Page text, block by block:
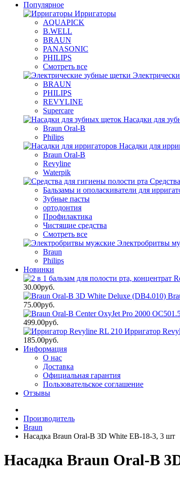
Популярное
Ирригаторы
AQUAPICK
B.WELL
BRAUN
PANASONIC
PHILIPS
Смотреть все
BRAUN
PHILIPS
REVYLINE
Supercare
Насадки для
Braun Oral-B
Philips
Насадки для
Braun Oral-B
Revyline
Waterpik
Бальзамы и ополаскиватели для
Зубные пасты
ортодонтия
Профилактика
Чистящие средства
Смотреть все
Электробритвы
Braun
Philips
Новинки
30.00руб.
75.00руб.
499.00руб.
Ирригатор
185.00руб.
Информация
О нас
Доставка
Официальная гарантия
Пользовательское соглашение
Отзывы
Производитель
Braun
Насадка Braun Oral-B 3D White EB-18-3, 3 шт
Насадка Braun Oral-B